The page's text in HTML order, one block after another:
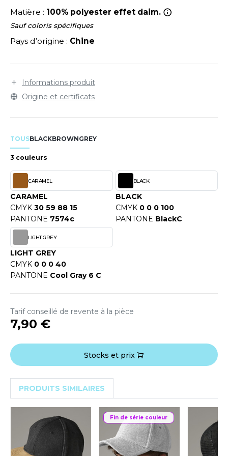
LABEL / TEAR AWAY
SHOPPING
VETEMENTS
SHIRT
SHIRT
PROFESSIONNELLE
- BLOUSON
ROW
OF THE LOOM
OF THE LOOM VINTAGE
- BLANKS
COOL
Matière : 100% polyester effet daim.
Sauf coloris spécifiques
Pays d’origine : Chine
Informations produit
Origine et certificats
TOUSBLACKBROWNGREY
3 couleurs
CARAMEL
CARAMEL
CMYK 30 59 88 15
PANTONE 7574c
BLACK
BLACK
CMYK 0 0 0 100
PANTONE BlackC
LIGHT GREY
LIGHT GREY
CMYK 0 0 0 40
PANTONE Cool Gray 6 C
Tarif conseillé de revente à la pièce
7,90 €
Stocks et prix
PRODUITS SIMILAIRES
Fin de série couleur